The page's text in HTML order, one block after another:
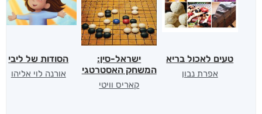
טעים לאכול בריא
אפרת נבון
ישראל-סין:
המשחק האסטרטגי
קאריס וויטי
הסודות של ליבי
אורנה לוי אליהו